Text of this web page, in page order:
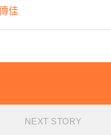
佳
NEXT STORY